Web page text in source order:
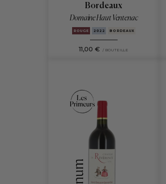
Bordeaux
Domaine Haut Ventenac
ROUGE 2022 BORDEAUX
11,00 € / BOUTEILLE